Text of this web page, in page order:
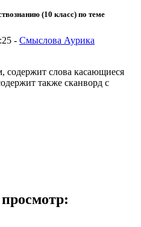
(10 класс) по теме
- Смыслова Аурика
содержит слова касающиеся
также сканворд с